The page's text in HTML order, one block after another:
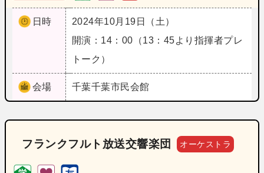
日時
2024年10月19日（土）
開演：14：00（13：45より指揮者プレ
トーク）
会場 千葉千葉市民会館
フランクフルト放送交響楽団 オーケストラ